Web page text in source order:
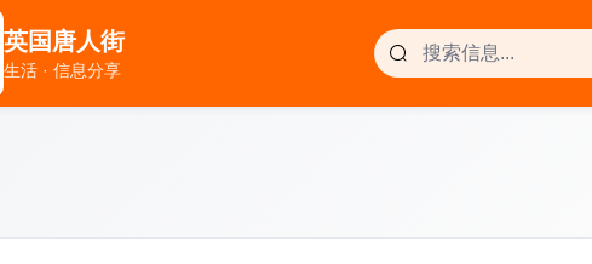
英国唐人街
生活 · 信息分享
英国唐人街
生活 · 信息分享